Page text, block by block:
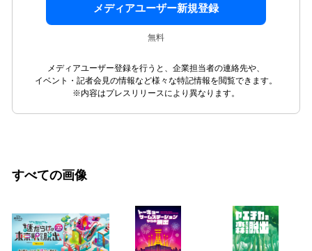
メディアユーザー新規登録
無料
メディアユーザー登録を行うと、企業担当者の連絡先や、
イベント・記者会見の情報など様々な特記情報を閲覧できます。
※内容はプレスリリースにより異なります。
すべての画像